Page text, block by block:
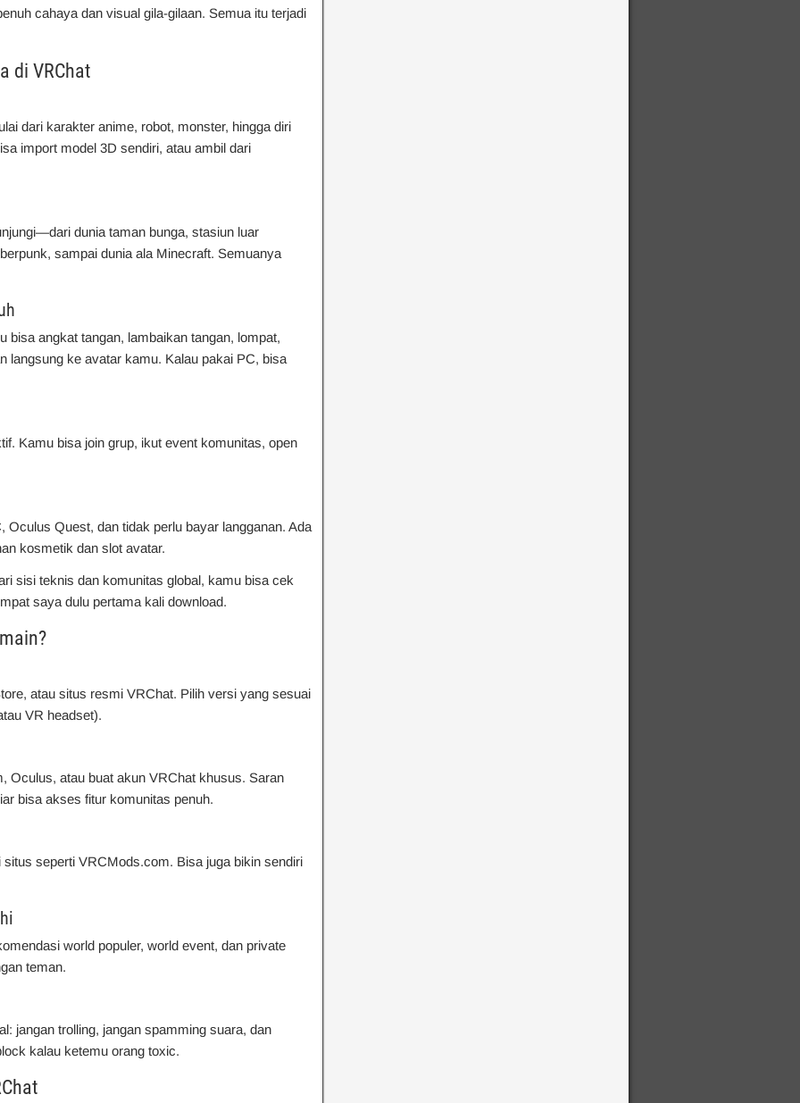
cahaya dan visual gila-gilaan. Semua itu terjadi
di VRChat
dari karakter anime, robot, monster, hingga diri
import model 3D sendiri, atau ambil dari
dunia taman bunga, stasiun luar
sampai dunia ala Minecraft. Semuanya
bisa angkat tangan, lambaikan tangan, lompat,
langsung ke avatar kamu. Kalau pakai PC, bisa
Kamu bisa join grup, ikut event komunitas, open
Oculus Quest, dan tidak perlu bayar langganan. Ada
kosmetik dan slot avatar.
sisi teknis dan komunitas global, kamu bisa cek
saya dulu pertama kali download.
atau situs resmi VRChat. Pilih versi yang sesuai
VR headset).
Oculus, atau buat akun VRChat khusus. Saran
bisa akses fitur komunitas penuh.
seperti VRCMods.com. Bisa juga bikin sendiri
world populer, world event, dan private
teman.
jangan trolling, jangan spamming suara, dan
kalau ketemu orang toxic.